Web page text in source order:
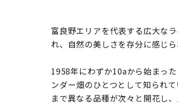
富良野エリアを代表する広大な
れ、自然の美しさを存分に感じら
1958年にわずか10aから始まっ
ンダー畑のひとつとして知られ
まで異なる品種が次々と開花し